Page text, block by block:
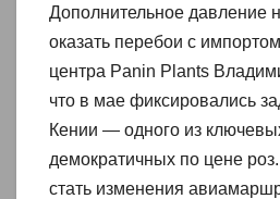
Дополнительное давление
оказать перебои с
центра Panin Plants
что в мае фиксировались
Кении — одного из
демократичных по цене
стать изменения